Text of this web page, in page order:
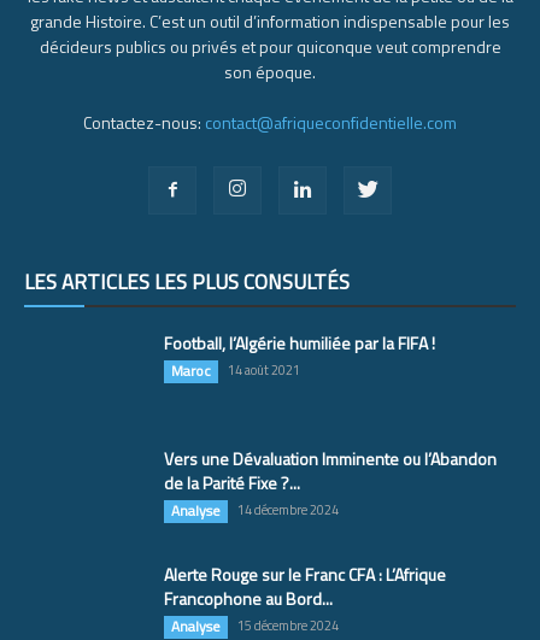
grande Histoire. C’est un outil d’information indispensable pour les
décideurs publics ou privés et pour quiconque veut comprendre
son époque.
Contactez-nous: contact@afriqueconfidentielle.com
LES ARTICLES LES PLUS CONSULTÉS
Football, l’Algérie humiliée par la FIFA !
Maroc 14 août 2021
Vers une Dévaluation Imminente ou l’Abandon
de la Parité Fixe ?...
Analyse 14 décembre 2024
Alerte Rouge sur le Franc CFA : L’Afrique
Francophone au Bord...
Analyse 15 décembre 2024